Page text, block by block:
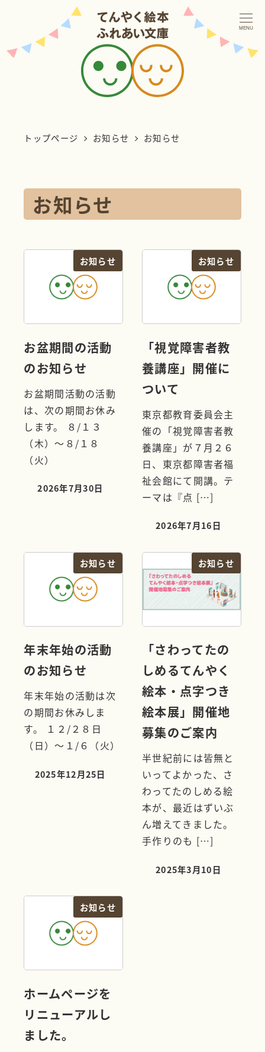
ン
MENU
トップページ お知らせ お知らせ
お知らせ
お知らせ
お盆期間の活動
のお知らせ
お盆期間活動の活動
は、次の期間お休み
します。 ８/１３
（木）～８/１８
（火）
投稿日
2026年7月30日
お知らせ
「視覚障害者教
養講座」開催に
ついて
東京都教育委員会主
催の「視覚障害者教
養講座」が７月２６
日、東京都障害者福
祉会館にて開講。テ
ーマは『点 […]
投稿日
2026年7月16日
お知らせ
年末年始の活動
のお知らせ
年末年始の活動は次
の期間お休みしま
す。 １２/２８日
（日）～１/６（火）
投稿日
2025年12月25日
お知らせ
「さわってたの
しめるてんやく
絵本・点字つき
絵本展」開催地
募集のご案内
半世紀前には皆無と
いってよかった、さ
わってたのしめる絵
本が、最近はずいぶ
ん増えてきました。
手作りのも […]
投稿日
2025年3月10日
お知らせ
ホームページを
リニューアルし
ました。